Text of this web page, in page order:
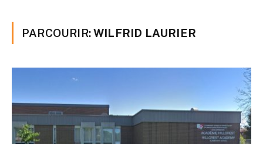
PARCOURIR:WILFRID LAURIER